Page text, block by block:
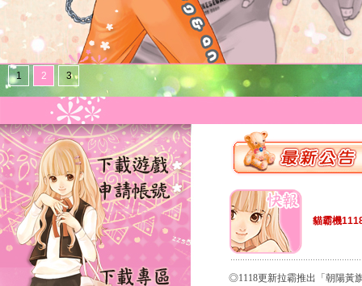
1 2 3
貓霸機
◎1118更新拉霸推出「朝陽黃